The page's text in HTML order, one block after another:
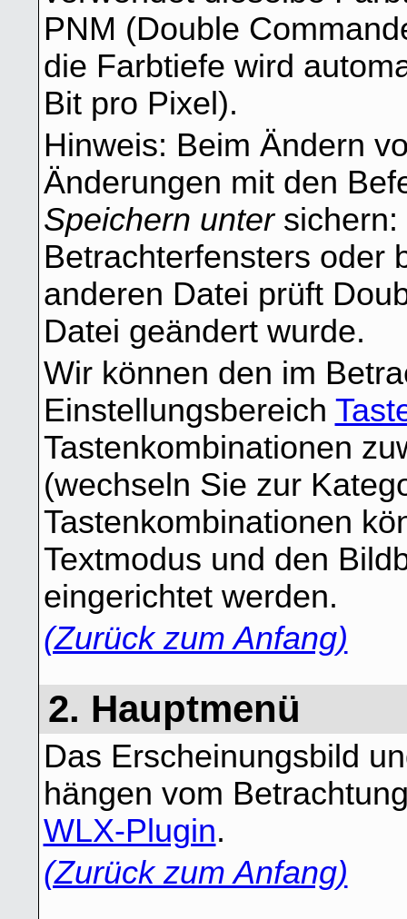
PNM (Double
die Farbtiefe wird
Bit pro Pixel).
Hinweis: Beim Ändern
Änderungen mit den
Speichern untersichern:
Betrachterfensters oder
anderen Datei prüft
Datei geändert wurde.
Wir können den im
Einstellungsbereich
Tastenkombinationen
(wechseln Sie zur
Tastenkombinationen
Textmodus und den
eingerichtet werden.
(Zurück zum Anfang)
2. Hauptmenü
Das Erscheinungsbild
hängen vom
WLX-Plugin.
(Zurück zum Anfang)